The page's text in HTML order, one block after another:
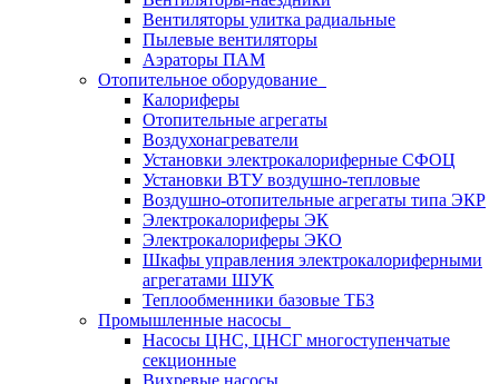
Вентиляторы улитка радиальные
Пылевые вентиляторы
Аэраторы ПАМ
Отопительное оборудование
Калориферы
Отопительные агрегаты
Воздухонагреватели
Установки электрокалориферные СФОЦ
Установки ВТУ воздушно-тепловые
Воздушно-отопительные агрегаты типа ЭКР
Электрокалориферы ЭК
Электрокалориферы ЭКО
Шкафы управления электрокалориферными
агрегатами ШУК
Теплообменники базовые ТБЗ
Промышленные насосы
Насосы ЦНС, ЦНСГ многоступенчатые
секционные
Вихревые насосы